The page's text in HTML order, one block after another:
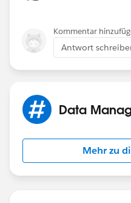
Kommentar
Antwort
Data
Mehr zu